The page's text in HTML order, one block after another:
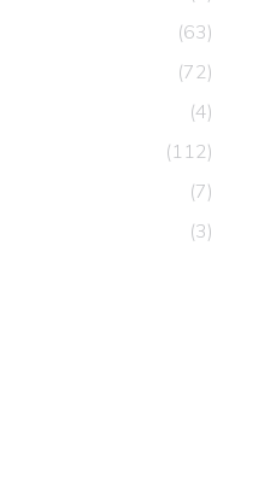
(63)
(72)
(4)
(112)
(7)
(3)